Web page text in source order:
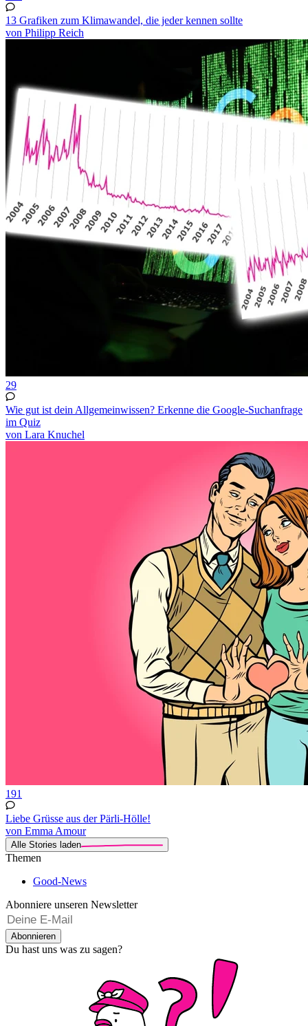
13 Grafiken zum Klimawandel, die jeder kennen sollte
von Philipp Reich
29
Wie gut ist dein Allgemeinwissen? Erkenne die Google-Suchanfrage
im Quiz
von Lara Knuchel
191
Liebe Grüsse aus der Pärli-Hölle!
von Emma Amour
Alle Stories laden
Themen
Good-News
Abonniere unseren Newsletter
Abonnieren
Du hast uns was zu sagen?